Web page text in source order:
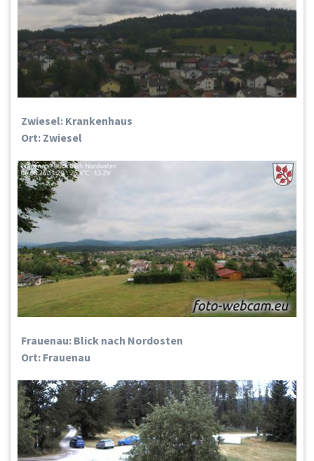
Zwiesel: Krankenhaus
Ort: Zwiesel
Frauenau: Blick nach Nordosten
Ort: Frauenau